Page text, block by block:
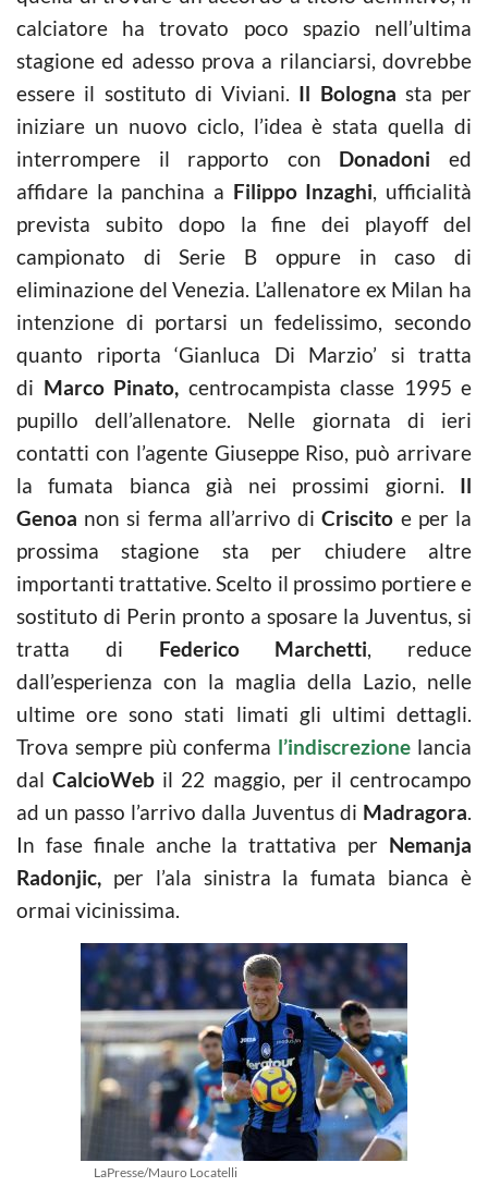
calciatore ha trovato poco spazio nell’ultima
stagione ed adesso prova a rilanciarsi, dovrebbe
essere il sostituto di Viviani. Il Bologna sta per
iniziare un nuovo ciclo, l’idea è stata quella di
interrompere il rapporto con Donadoni ed
affidare la panchina a Filippo Inzaghi, ufficialità
prevista subito dopo la fine dei playoff del
campionato di Serie B oppure in caso di
eliminazione del Venezia. L’allenatore ex Milan ha
intenzione di portarsi un fedelissimo, secondo
quanto riporta ‘Gianluca Di Marzio’ si tratta
di Marco Pinato, centrocampista classe 1995 e
pupillo dell’allenatore. Nelle giornata di ieri
contatti con l’agente Giuseppe Riso, può arrivare
la fumata bianca già nei prossimi giorni. Il
Genoa non si ferma all’arrivo diCriscito e per la
prossima stagione sta per chiudere altre
importanti trattative. Scelto il prossimo portiere e
sostituto di Perin pronto a sposare la Juventus, si
tratta di Federico Marchetti, reduce
dall’esperienza con la maglia della Lazio, nelle
ultime ore sono stati limati gli ultimi dettagli.
Trova sempre più conferma l’indiscrezione lancia
dalCalcioWeb il 22 maggio, per il centrocampo
ad un passo l’arrivo dalla Juventus di Madragora.
In fase finale anche la trattativa per Nemanja
Radonjic, per l’ala sinistra la fumata bianca è
ormai vicinissima.
LaPresse/Mauro Locatelli